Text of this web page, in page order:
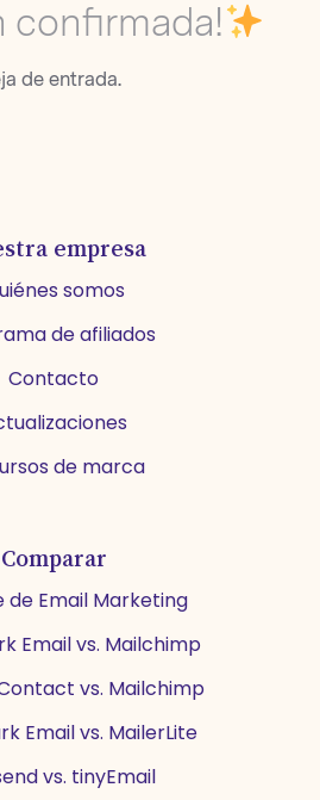
confirmada!
de entrada.
empresa
somos
de afiliados
Contacto
de marca
Comparar
de Email Marketing
Email vs. Mailchimp
vs. Mailchimp
Email vs. MailerLite
vs. tinyEmail